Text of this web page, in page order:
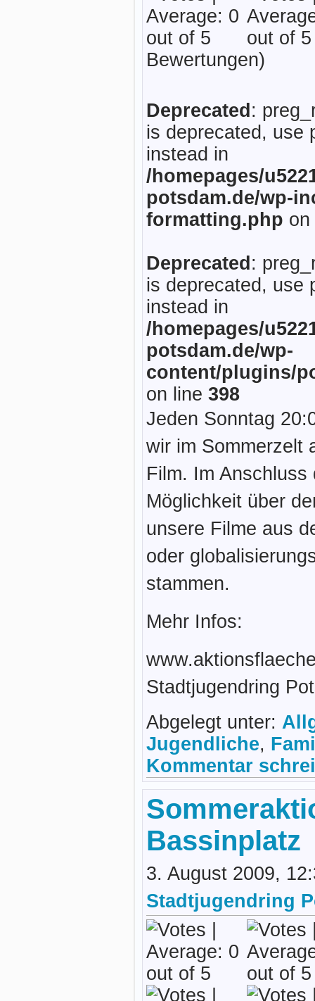
Bewertungen)
Deprecated :
is deprecated, use
instead in
/homepages/
potsdam.de/wp-
formatting.php
Deprecated :
is deprecated, use
instead in
/homepages/
potsdam.de/wp-
content/plugins/
on line 398
Jeden Sonntag
wir im Sommerzelt
Film. Im
Möglichkeit über
unsere Filme aus
oder
stammen.
Mehr Infos:
Stadtjugendring
Abgelegt unter:
Jugendliche,
Kommentar
Bassinplatz
3. August 2009,
Stadtjugendring